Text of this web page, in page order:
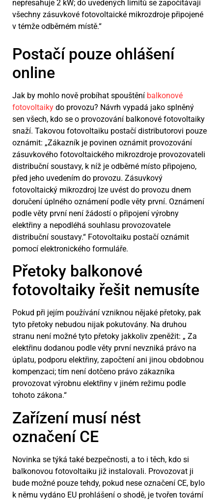
nepřesahuje 2 kW; do uvedených limitů se započítávají
všechny zásuvkové fotovoltaické mikrozdroje připojené
v témže odběrném místě.“
Postačí pouze ohlášení
online
Jak by mohlo nově probíhat spouštění balkonové
fotovoltaiky do provozu? Návrh vypadá jako splněný
sen všech, kdo se o provozování balkonové fotovoltaiky
snaží. Takovou fotovoltaiku postačí distributorovi pouze
oznámit: „Zákazník je povinen oznámit provozování
zásuvkového fotovoltaického mikrozdroje provozovateli
distribuční soustavy, k níž je odběrné místo připojeno,
před jeho uvedením do provozu. Zásuvkový
fotovoltaický mikrozdroj lze uvést do provozu dnem
doručení úplného oznámení podle věty první. Oznámení
podle věty první není žádostí o připojení výrobny
elektřiny a nepodléhá souhlasu provozovatele
distribuční soustavy.“ Fotovoltaiku postačí oznámit
pomocí elektronického formuláře.
Přetoky balkonové
fotovoltaiky řešit nemusíte
Pokud při jejím používání vzniknou nějaké přetoky, pak
tyto přetoky nebudou nijak pokutovány. Na druhou
stranu není možné tyto přetoky jakkoliv zpeněžit: „ Za
elektřinu dodanou podle věty první nevzniká právo na
úplatu, podporu elektřiny, započtení ani jinou obdobnou
kompenzaci; tím není dotčeno právo zákazníka
provozovat výrobnu elektřiny v jiném režimu podle
tohoto zákona.“
Zařízení musí nést
označení CE
Novinka se týká také bezpečnosti, a to i těch, kdo si
balkonovou fotovoltaiku již instalovali. Provozovat ji
bude možné pouze tehdy, pokud nese označení CE, bylo
k němu vydáno EU prohlášení o shodě, je tvořen tovární